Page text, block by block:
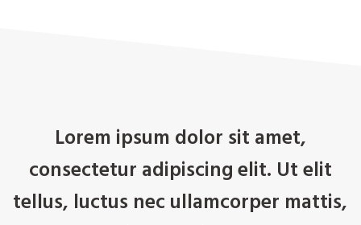
Lorem ipsum dolor sit amet,
consectetur adipiscing elit. Ut elit
tellus, luctus nec ullamcorper mattis,